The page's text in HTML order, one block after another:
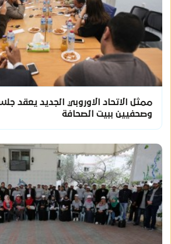
ممثل الاتحاد الاوروبي الجديد يعقد
وصحفيين ببيت الصحافة